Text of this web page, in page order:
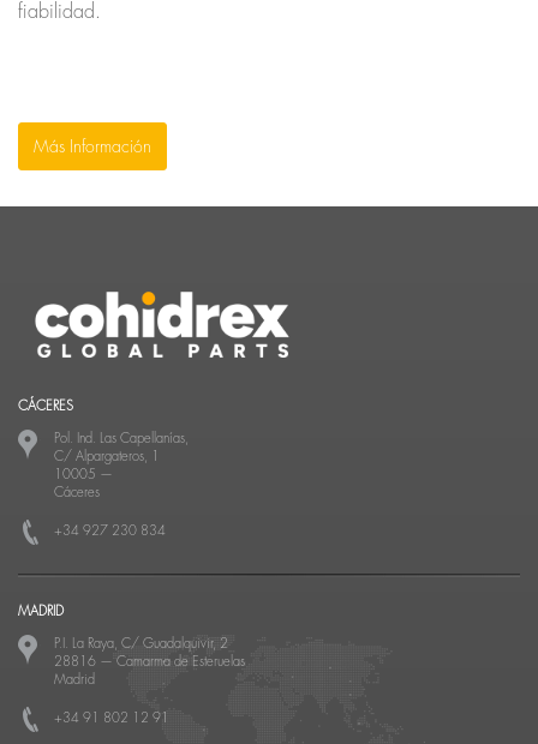
fiabilidad.
Más Información
CÁCERES
Pol. Ind. Las Capellanías,
C/ Alpargateros, 1
10005 —
Cáceres
+34 927 230 834
MADRID
P.I. La Raya, C/ Guadalquivir, 2
28816 — Camarma de Esteruelas
Madrid
+34 91 802 12 91